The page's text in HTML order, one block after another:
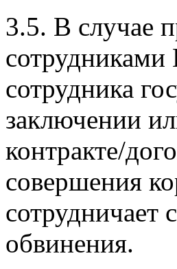
3.5. В случае
сотрудника
заключении
контракте/
совершения
сотрудничает
обвинения.